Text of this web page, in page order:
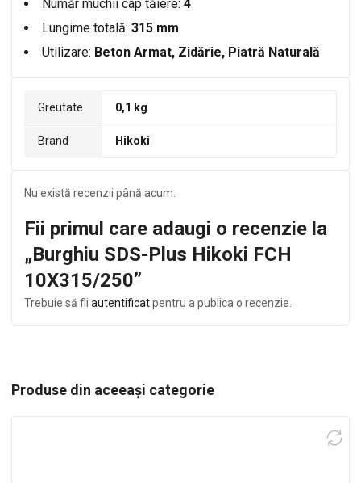
Număr muchii cap tăiere: 4
Lungime totală: 315 mm
Utilizare: Beton Armat, Zidărie, Piatră Naturală
Greutate 0,1 kg
Brand Hikoki
Nu există recenzii până acum.
Fii primul care adaugi o recenzie la
„Burghiu SDS-Plus Hikoki FCH
10X315/250”
Trebuie să fii autentificatpentru a publica o recenzie.
Produse din aceeași categorie